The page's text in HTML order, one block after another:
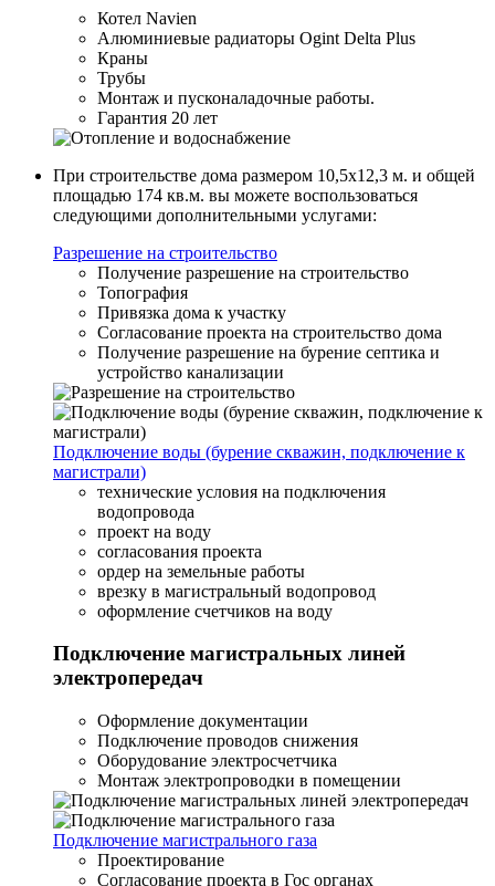
Котел Navien
Алюминиевые радиаторы Ogint Delta Plus
Краны
Трубы
Монтаж и пусконаладочные работы.
Гарантия 20 лет
При строительстве дома размером 10,5x12,3 м. и общей
площадью 174 кв.м. вы можете воспользоваться
следующими дополнительными услугами:
Разрешение на строительство
Получение разрешение на строительство
Топография
Привязка дома к участку
Согласование проекта на строительство дома
Получение разрешение на бурение септика и
устройство канализации
Подключение воды (бурение скважин, подключение к
магистрали)
технические условия на подключения
водопровода
проект на воду
согласования проекта
ордер на земельные работы
врезку в магистральный водопровод
оформление счетчиков на воду
Подключение магистральных линей
электропередач
Оформление документации
Подключение проводов снижения
Оборудование электросчетчика
Монтаж электропроводки в помещении
Подключение магистрального газа
Проектирование
Согласование проекта в Гос органах